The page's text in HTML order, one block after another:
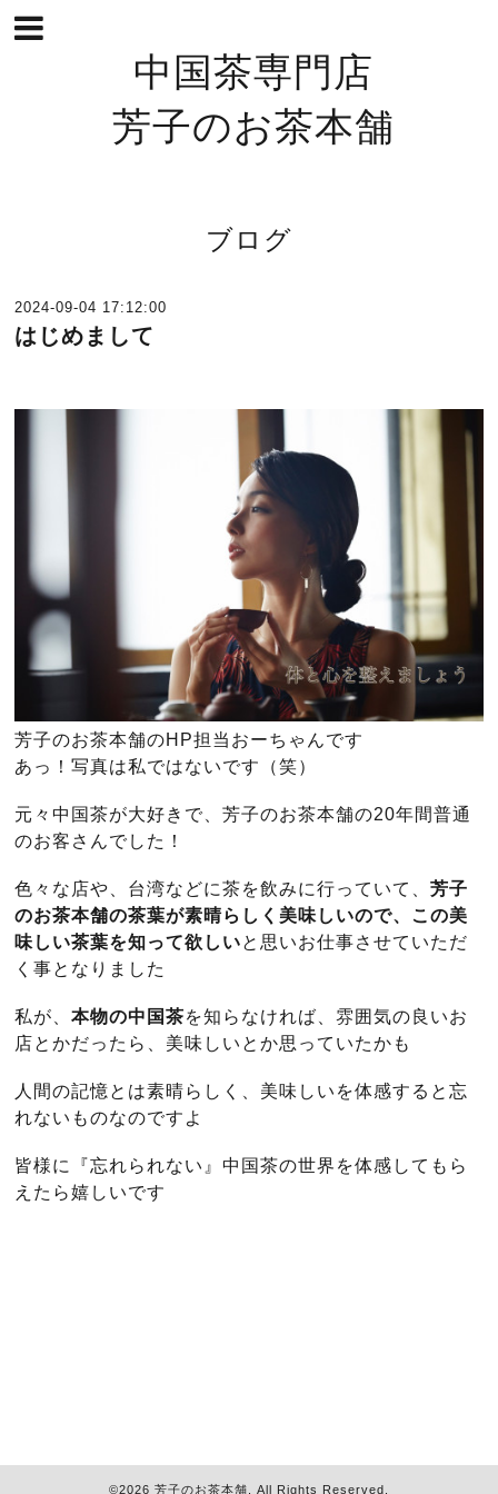
中国茶専門店
芳子のお茶本舗
ブログ
2024-09-04 17:12:00
はじめまして
芳子のお茶本舗のHP担当おーちゃんです
あっ！写真は私ではないです（笑）
元々中国茶が大好きで、芳子のお茶本舗の20年間普通
のお客さんでした！
色々な店や、台湾などに茶を飲みに行っていて、芳子
のお茶本舗の茶葉が素晴らしく美味しいので、この美
味しい茶葉を知って欲しいと思いお仕事させていただ
く事となりました
私が、本物の中国茶を知らなければ、雰囲気の良いお
店とかだったら、美味しいとか思っていたかも
人間の記憶とは素晴らしく、美味しいを体感すると忘
れないものなのですよ
皆様に『忘れられない』中国茶の世界を体感してもら
えたら嬉しいです
©2026 芳子のお茶本舗 . All Rights Reserved.